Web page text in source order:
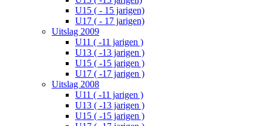
U15 ( - 15 jarigen)
U17 ( - 17 jarigen)
Uitslag 2009
U11 ( -11 jarigen )
U13 ( -13 jarigen )
U15 ( -15 jarigen )
U17 ( -17 jarigen )
Uitslag 2008
U11 ( -11 jarigen )
U13 ( -13 jarigen )
U15 ( -15 jarigen )